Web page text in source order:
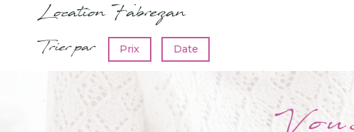
Location Fabrezan
Trier par Prix Date